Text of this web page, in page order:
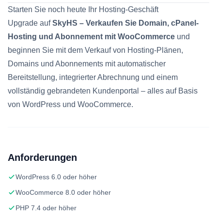
Starten Sie noch heute Ihr Hosting-Geschäft
Upgrade aufSkyHS – Verkaufen Sie Domain, cPanel-
Hosting und Abonnement mit WooCommerce und
beginnen Sie mit dem Verkauf von Hosting-Plänen,
Domains und Abonnements mit automatischer
Bereitstellung, integrierter Abrechnung und einem
vollständig gebrandeten Kundenportal – alles auf Basis
von WordPress und WooCommerce.
Anforderungen
WordPress 6.0 oder höher
WooCommerce 8.0 oder höher
PHP 7.4 oder höher